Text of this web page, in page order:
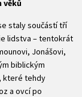
věků
staly součástí tří
lidstva – tentokrát
Jonášovi,
biblickým
které tehdy
a ovcí po